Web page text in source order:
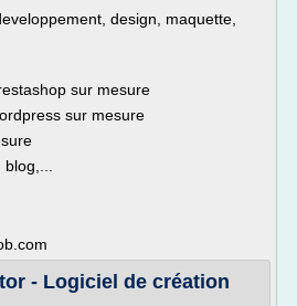
design, maquette,
sur mesure
sur mesure
- Logiciel de création